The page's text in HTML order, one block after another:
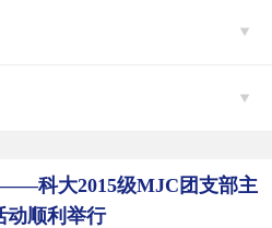
科大2015级MJC团支部主
动顺利举行